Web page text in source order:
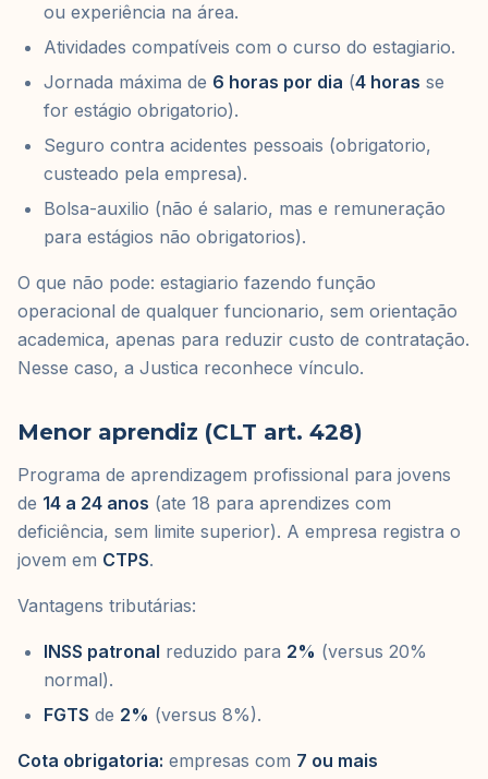
ou experiência na área.
Atividades compatíveis com o curso do estagiario.
Jornada máxima de 6 horas por dia (4 horas se
for estágio obrigatorio).
Seguro contra acidentes pessoais (obrigatorio,
custeado pela empresa).
Bolsa-auxilio (não é salario, mas e remuneração
para estágios não obrigatorios).
O que não pode: estagiario fazendo função
operacional de qualquer funcionario, sem orientação
academica, apenas para reduzir custo de contratação.
Nesse caso, a Justica reconhece vínculo.
Menor aprendiz (CLT art. 428)
Programa de aprendizagem profissional para jovens
de 14 a 24 anos (ate 18 para aprendizes com
deficiência, sem limite superior). A empresa registra o
jovem em CTPS.
Vantagens tributárias:
INSS patronal reduzido para 2% (versus 20%
normal).
FGTS de 2% (versus 8%).
Cota obrigatoria: empresas com 7 ou mais